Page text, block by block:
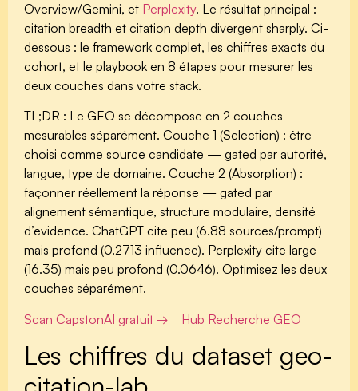
Overview/Gemini, et Perplexity. Le résultat principal :
citation breadth et citation depth divergent sharply. Ci-
dessous : le framework complet, les chiffres exacts du
cohort, et le playbook en 8 étapes pour mesurer les
deux couches dans votre stack.
TL;DR : Le GEO se décompose en 2 couches
mesurables séparément. Couche 1 (Selection) : être
choisi comme source candidate — gated par autorité,
langue, type de domaine. Couche 2 (Absorption) :
façonner réellement la réponse — gated par
alignement sémantique, structure modulaire, densité
d’evidence. ChatGPT cite peu (6.88 sources/prompt)
mais profond (0.2713 influence). Perplexity cite large
(16.35) mais peu profond (0.0646). Optimisez les deux
couches séparément.
Scan CapstonAI gratuit →
Hub Recherche GEO
Les chiffres du dataset geo-